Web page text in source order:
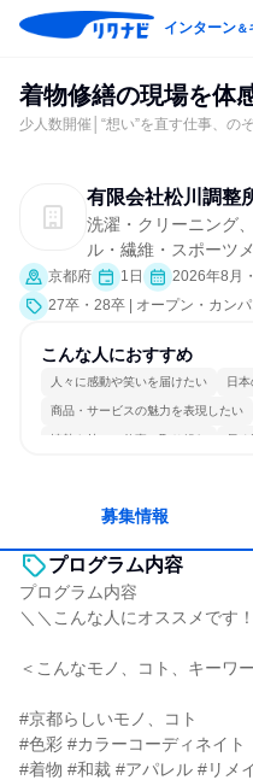
インターン＆
着物修繕の現場を体
少人数開催│“想い”を直す仕事、の
有限会社松川調整
洗濯・クリーニング
ル・繊維・スポーツ
京都府 1日
2026年8月
27卒・28卒 | オープン・カン
こんな人におすすめ
人々に感動や笑いを届けたい 日
商品・サービスの魅力を表現したい
情熱を持って仕事に取り組む 長
募集情報
プログラム内容
プログラム内容
＼＼こんな人にオススメです
＜こんなモノ、コト、キー
#京都らしいモノ、コト
#色彩 #カラーコーディネイト
#着物 #和裁 #アパレル #リメ